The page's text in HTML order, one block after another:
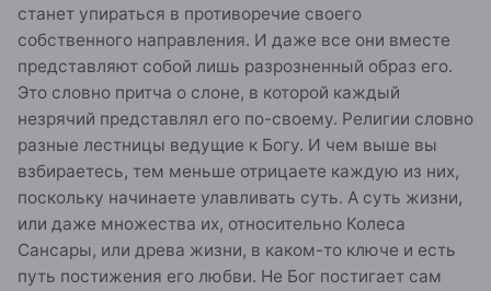
станет упираться в противоречие своего
собственного направления. И даже все они вместе
представляют собой лишь разрозненный образ его.
Это словно притча о слоне, в которой каждый
незрячий представлял его по-своему. Религии словно
разные лестницы ведущие к Богу. И чем выше вы
взбираетесь, тем меньше отрицаете каждую из них,
поскольку начинаете улавливать суть. А суть жизни,
или даже множества их, относительно Колеса
Сансары, или древа жизни, в каком-то ключе и есть
путь постижения его любви. Не Бог постигает сам